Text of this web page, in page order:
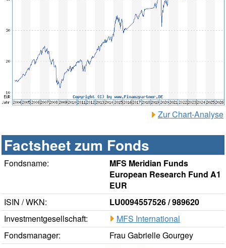
Zur Chart-Analyse
Factsheet zum Fonds
Fondsname:
MFS Meridian Funds
European Research Fund A1
EUR
ISIN / WKN:
LU0094557526 / 989620
Investmentgesellschaft:
MFS International
Fondsmanager:
Frau Gabrielle Gourgey